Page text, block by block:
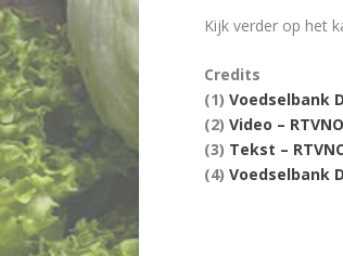
Kijk verder op het
Credits
(1) Voedselbank
(2) Video –
(3) Tekst –
(4) Voedselbank